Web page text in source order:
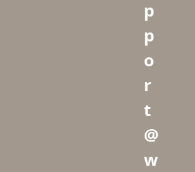
p
p
o
r
t
@
w